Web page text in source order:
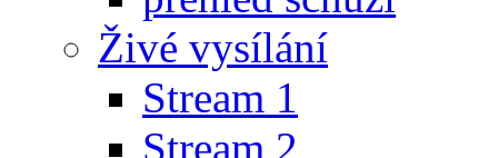
Živé vysílání
Stream 1
Stream 2